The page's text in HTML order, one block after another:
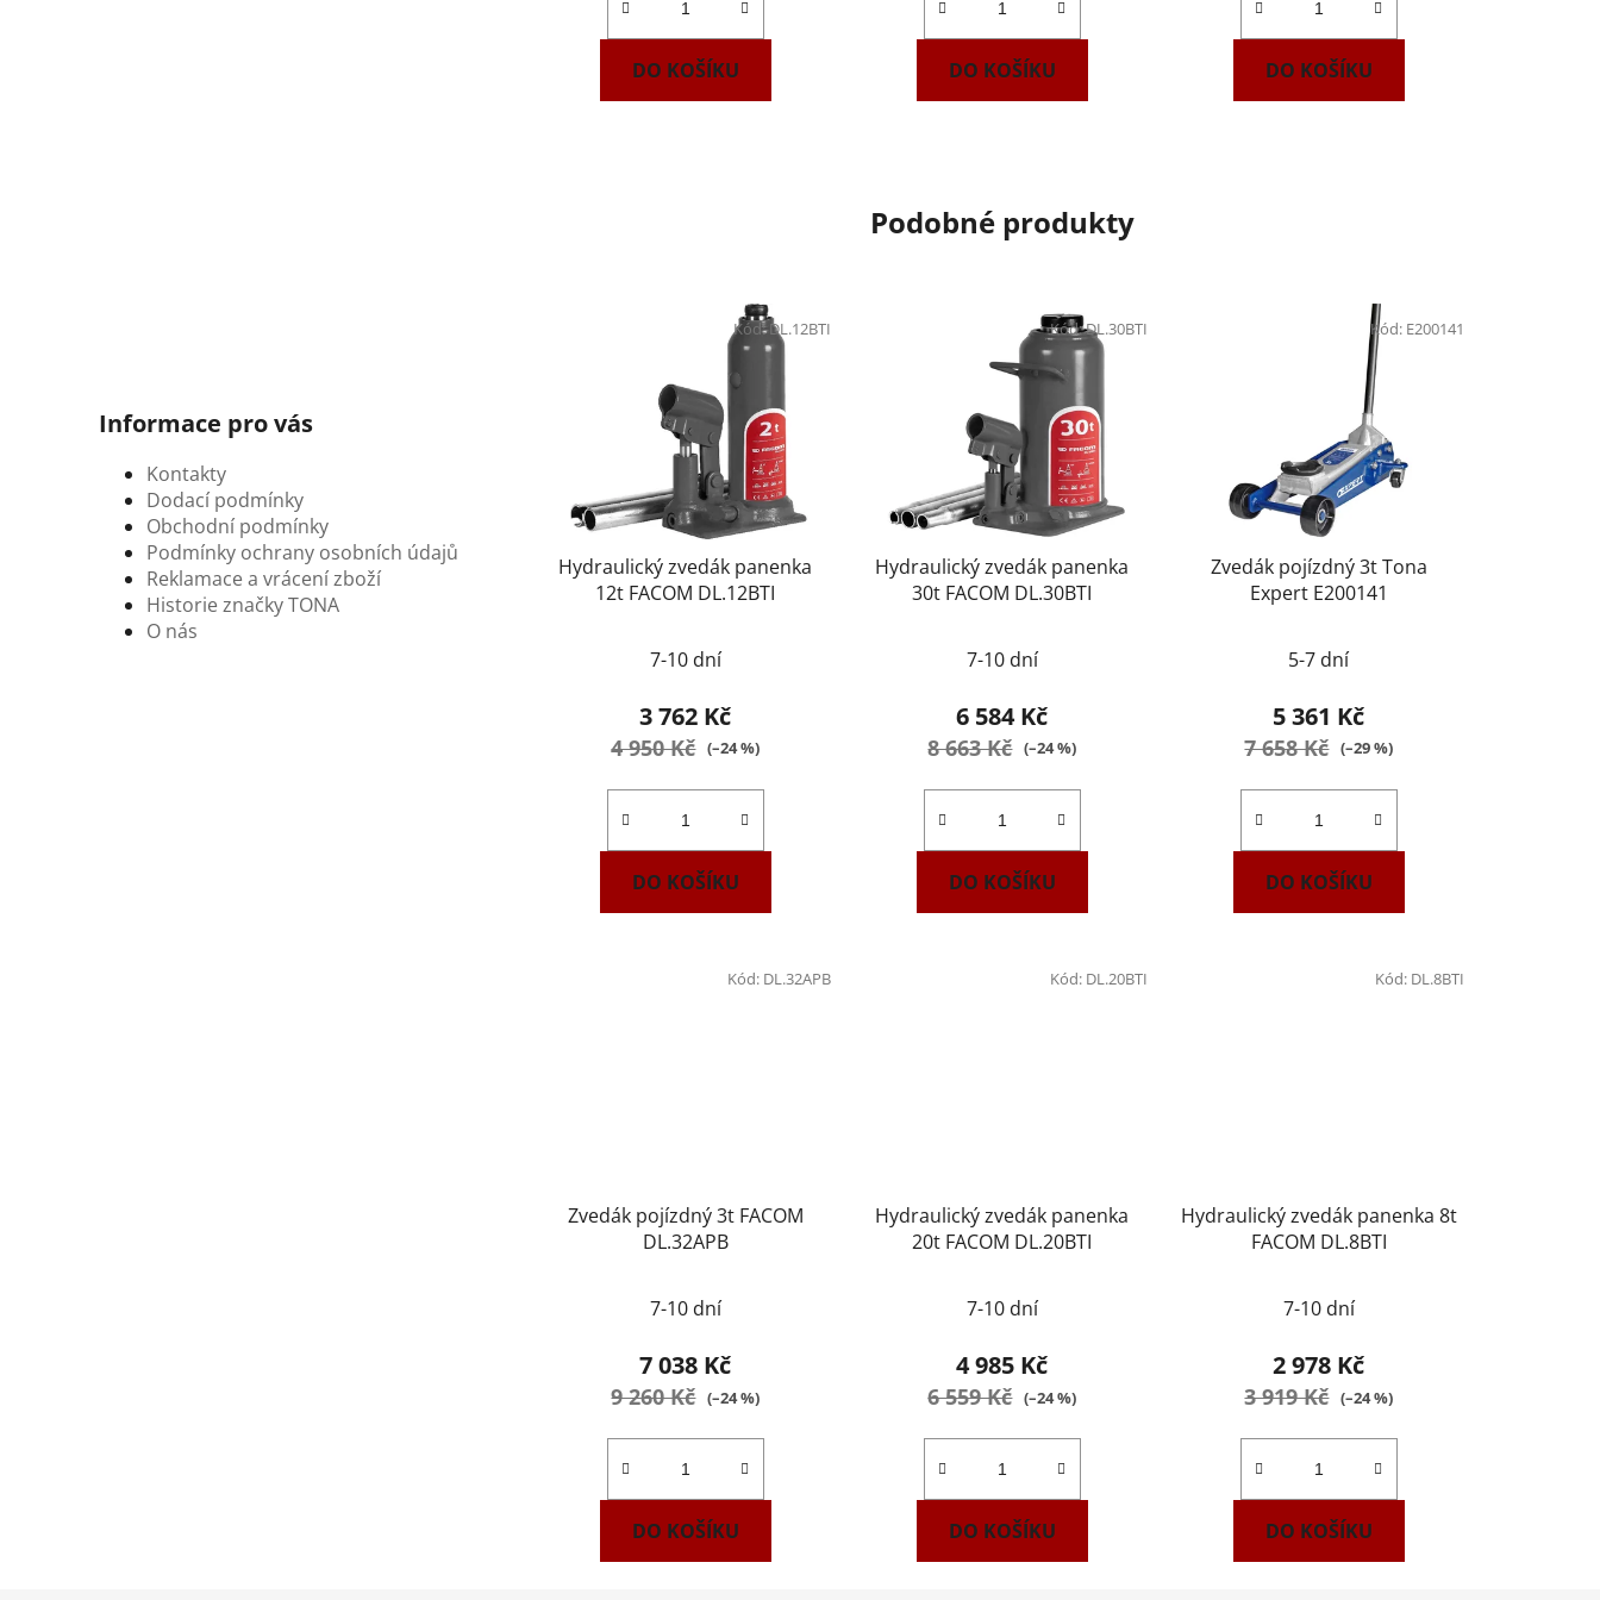
Informace pro vás
Kontakty
Dodací podmínky
Obchodní podmínky
Podmínky ochrany osobních údajů
Reklamace a vrácení zboží
Historie značky TONA
O nás
DO KOŠÍKU DO KOŠÍKU DO KOŠÍKU
Podobné produkty
Hydraulický zvedák panenka
12t FACOM DL.12BTI
7-10 dní
3 762 Kč
4 950 Kč (–24 %)
DO KOŠÍKU
Kód:DL.12BTI
Hydraulický zvedák panenka
30t FACOM DL.30BTI
7-10 dní
6 584 Kč
8 663 Kč (–24 %)
DO KOŠÍKU
Kód:DL.30BTI
Zvedák pojízdný 3t Tona
Expert E200141
hodnocení
produktu
je
5
hvězdiček.
5-7 dní
5 361 Kč
7 658 Kč (–29 %)
DO KOŠÍKU
Kód: E200141
Zvedák pojízdný 3t FACOM
DL.32APB
7-10 dní
7 038 Kč
9 260 Kč (–24 %)
DO KOŠÍKU
Kód: DL.32APB
Hydraulický zvedák panenka
20t FACOM DL.20BTI
7-10 dní
4 985 Kč
6 559 Kč (–24 %)
DO KOŠÍKU
Kód: DL.20BTI
Hydraulický zvedák panenka 8t
FACOM DL.8BTI
7-10 dní
2 978 Kč
3 919 Kč (–24 %)
DO KOŠÍKU
Kód: DL.8BTI